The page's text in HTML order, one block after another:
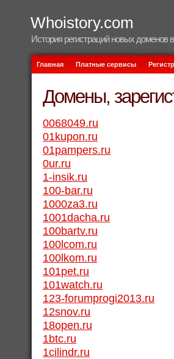
Whoistory.com
История регистраций новых доменов
Главная Платные сервисы
Домены,
0068049.ru
01kupon.ru
01pampers.ru
0ur.ru
1-insik.ru
100-bar.ru
1000za3.ru
1001dacha.ru
100bartv.ru
100lcom.ru
100lkom.ru
101pet.ru
101watch.ru
123-forumprogi2013.ru
12snov.ru
18open.ru
1btc.ru
1cilindr.ru